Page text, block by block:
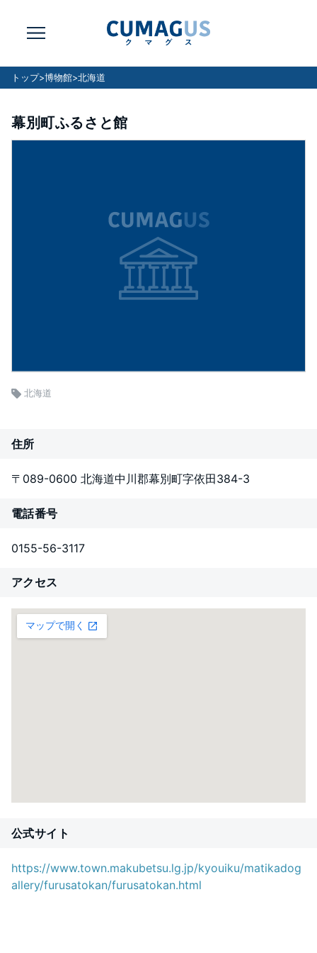
トップ>博物館>北海道
幕別町ふるさと館
北海道
住所
〒089-0600 北海道中川郡幕別町字依田384-3
電話番号
0155-56-3117
アクセス
公式サイト
https://www.town.makubetsu.lg.jp/kyouiku/matikadog
allery/furusatokan/furusatokan.html